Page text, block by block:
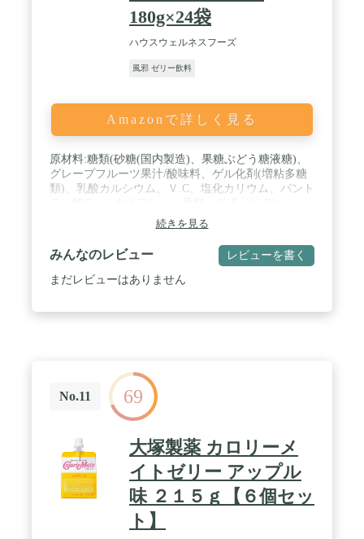
180g×24袋
ハウスウェルネスフーズ
風邪 ゼリー飲料
Amazonで詳しく見る
原材料:糖類(砂糖(国内製造)、果糖ぶどう糖液糖)、
グレープフルーツ果汁/酸味料、ゲル化剤(増粘多糖
類)、乳酸カルシウム、Ｖ.C、塩化カリウム、パント
Ｖ.B2、Ｖ.A、Ｖ.B6、葉酸、Ｖ.K、ビオチン、
Ｖ.D、Ｖ.B12 / 内容量:180g×24個 / カロリー:[栄養成
分表示]1袋(180ｇ)当たり105 kcal / 商品サイズ(高さx
奥行x幅):16cm×26cm×35cm / 原産国:日本
続きを見る
みんなのレビュー レビューを書く
まだレビューはありません
No.11 69
大塚製薬 カロリーメ
イトゼリー アップル
味 ２１５ｇ【６個セッ
ト】